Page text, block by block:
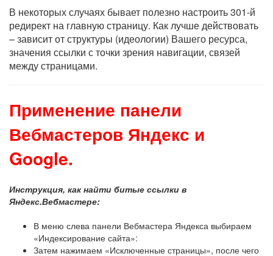
В некоторых случаях бывает полезно настроить 301-й
редирект на главную страницу. Как лучше действовать
– зависит от структуры (идеологии) Вашего ресурса,
значения ссылки с точки зрения навигации, связей
между страницами.
Применение панели
Вебмастеров Яндекс и
Google.
Инструкция, как найти битые ссылки в
Яндекс.Вебмастере:
В меню слева панели Вебмастера Яндекса выбираем
«Индексирование сайта»:
Затем нажимаем «Исключенные страницы», после чего